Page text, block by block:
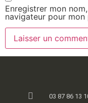
Enregistrer mon
navigateur pour
03 87 86 13